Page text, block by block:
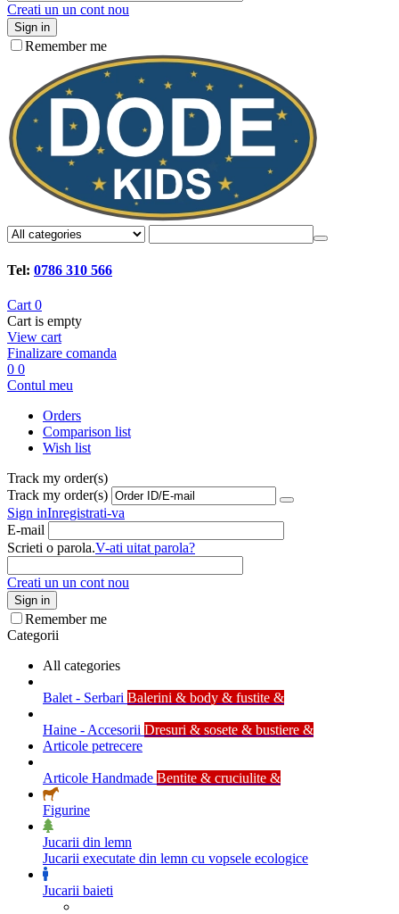
Creati un un cont nou
Sign in
Remember me
Tel: 0786 310 566
Cart 0
Cart is empty
View cart
Finalizare comanda
0 0
Contul meu
Orders
Comparison list
Wish list
Track my order(s)
Track my order(s)
Sign inInregistrati-va
E-mail
Scrieti o parola.V-ati uitat parola?
Creati un un cont nou
Sign in
Remember me
Categorii
All categories
Balet - Serbari Balerini & body & fustite &
Haine - Accesorii Dresuri & sosete & bustiere &
Articole petrecere
Articole Handmade Bentite & cruciulite &
Figurine
Jucarii din lemn
Jucarii executate din lemn cu vopsele ecologice
Jucarii baieti